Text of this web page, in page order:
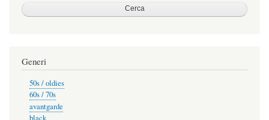
Generi
50s / oldies
60s / 70s
avantgarde